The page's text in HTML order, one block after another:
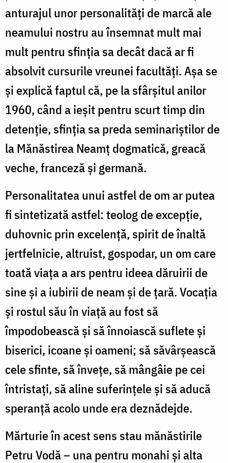
anturajul unor personalităţi de marcă ale
neamului nostru au însemnat mult mai
mult pentru sfinţia sa decât dacă ar fi
absolvit cursurile vreunei facultăţi. Aşa se
şi explică faptul că, pe la sfârşitul anilor
1960, când a ieşit pentru scurt timp din
detenţie, sfinţia sa preda seminariştilor de
la Mănăstirea Neamţ dogmatică, greacă
veche, franceză şi germană.
Personalitatea unui astfel de om ar putea
fi sintetizată astfel: teolog de excepţie,
duhovnic prin excelenţă, spirit de înaltă
jertfelnicie, altruist, gospodar, un om care
toată viaţa a ars pentru ideea dăruirii de
sine şi a iubirii de neam şi de ţară. Vocaţia
şi rostul său în viaţă au fost să
împodobească şi să înnoiască suflete şi
biserici, icoane şi oameni; să săvârşească
cele sfinte, să înveţe, să mângâie pe cei
întristaţi, să aline suferinţele şi să aducă
speranţă acolo unde era deznădejde.
Mărturie în acest sens stau mănăstirile
Petru Vodă – una pentru monahi şi alta